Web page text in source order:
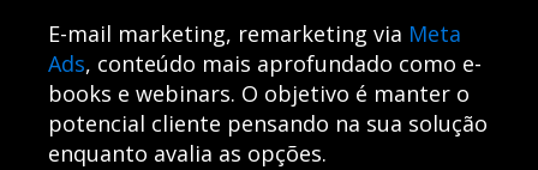
E-mail marketing, remarketing via Meta
Ads, conteúdo mais aprofundado como e-
books e webinars. O objetivo é manter o
potencial cliente pensando na sua solução
enquanto avalia as opções.